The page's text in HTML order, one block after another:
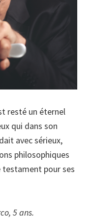
resté un éternel
qui dans son
avec sérieux,
philosophiques
testament pour ses
5 ans.